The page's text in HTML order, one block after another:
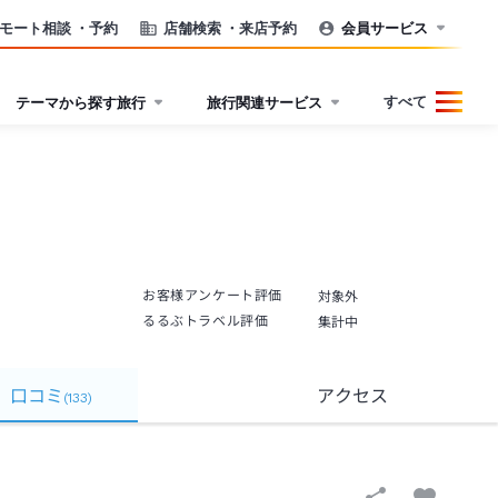
ート相談 ・予約 店舗検索 ・来店予約 会員サービス
テーマから探す旅行 旅行関連サービス すべて
お客様アンケート評価
対象外
るるぶトラベル評価
集計中
口コミ (133) アクセス